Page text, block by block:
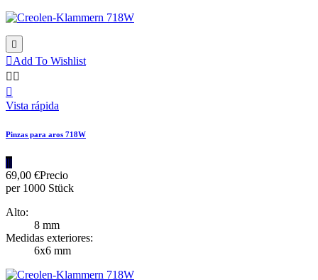

Add To Wishlist
 

Vista rápida
Pinzas para aros 718W
|||
69,00 €Precio
per 1000 Stück
Alto:
8 mm
Medidas exteriores:
6x6 mm